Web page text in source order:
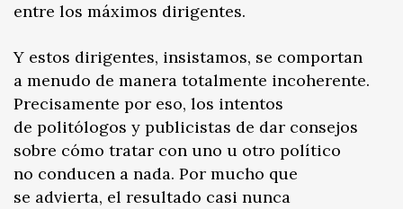
entre los máximos dirigentes.
Y estos dirigentes, insistamos, se comportan
a menudo de manera totalmente incoherente.
Precisamente por eso, los intentos
de politólogos y publicistas de dar consejos
sobre cómo tratar con uno u otro político
no conducen a nada. Por mucho que
se advierta, el resultado casi nunca